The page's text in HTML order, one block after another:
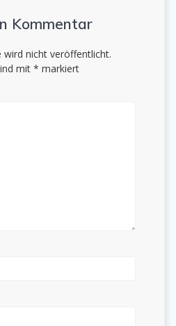
Kommentar
wird nicht veröffentlicht.
mit * markiert